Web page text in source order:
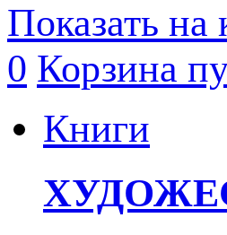
Показать на
0 Корзина
Книги